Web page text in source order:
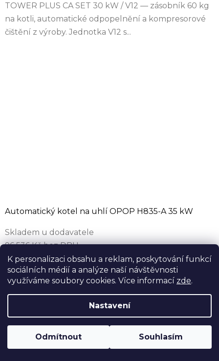
K personalizaci obsahu a reklam, poskytování funkcí
sociálních médií a analýze naší návštěvnosti
využíváme soubory cookies. Více informací zde.
Nastavení
Odmítnout Souhlasím
TOWER PLUS CA SET 30 kW / V12 — zásobník 60 kg
na kotli, automatické odpopelnění a kompresorové
čištění z výroby. Jednotka V12 s...
Automatický kotel na uhlí OPOP H835-A 35 kW
Skladem u dodavatele
96 536 Kč bez DPH
116 808 Kč
Automatický kotel OPOP na hnědé uhlí ořech 2,
rozsah výkonu 10–35 kW, účinnost až 93,6 %.
Zásobník 360 l na několik dní provozu, modulace
30–100 %, ekvitermní řídicí jednotka,...